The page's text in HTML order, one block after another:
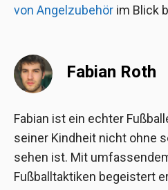
von Angelzubehör im Blick
Fabian Roth
Fabian ist ein echter
seiner Kindheit nicht ohne
sehen ist. Mit
Fußballtaktiken begeistert